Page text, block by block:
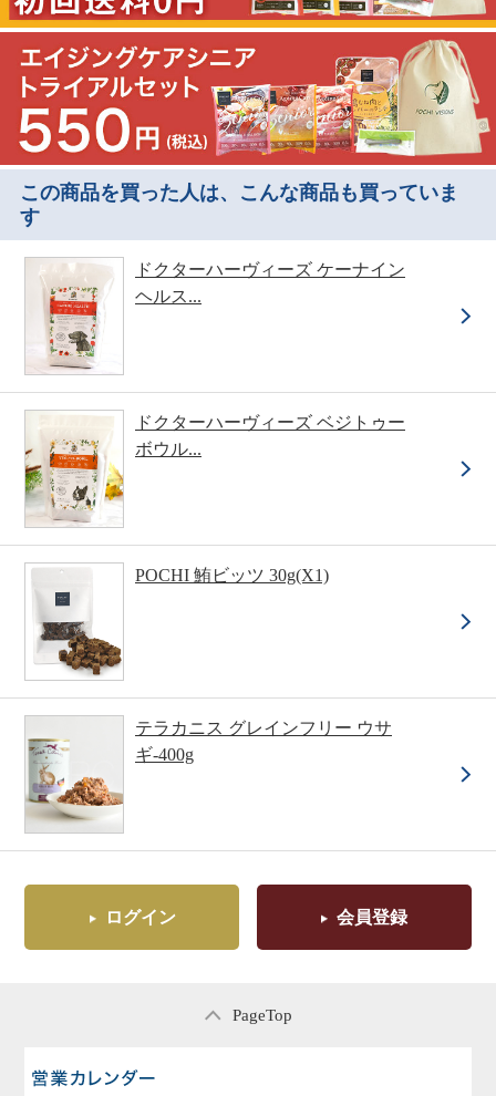
この商品を買った人は、こんな商品も買っていま
す
ドクターハーヴィーズ ケーナイン
ヘルス...
ドクターハーヴィーズ ベジトゥー
ボウル...
POCHI 鮪ビッツ 30g(X1)
テラカニス グレインフリー ウサ
ギ-400g
ログイン 会員登録
PageTop